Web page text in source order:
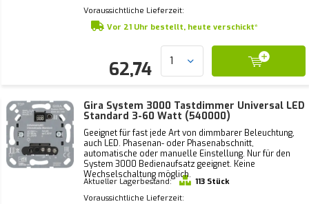
Voraussichtliche Lieferzeit:
Vor 21 Uhr bestellt, heute verschickt*
62,74
Gira System 3000 Tastdimmer Universal LED
Standard 3-60 Watt (540000)
Geeignet für fast jede Art von dimmbarer Beleuchtung,
auch LED. Phasenan- oder Phasenabschnitt,
automatische oder manuelle Einstellung. Nur für den
System 3000 Bedienaufsatz geeignet. Keine
Wechselschaltung möglich.
Aktueller Lagerbestand:
113 Stück
Voraussichtliche Lieferzeit: